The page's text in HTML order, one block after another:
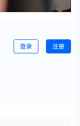
登录 注册